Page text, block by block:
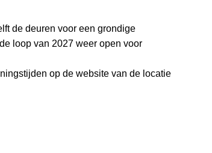
de deuren voor een grondige
loop van 2027 weer open voor
op de website van de locatie